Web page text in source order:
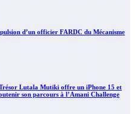
d’un officier FARDC du Mécanisme
Lutala Mutiki offre un iPhone 15 et
son parcours à l’Amani Challenge